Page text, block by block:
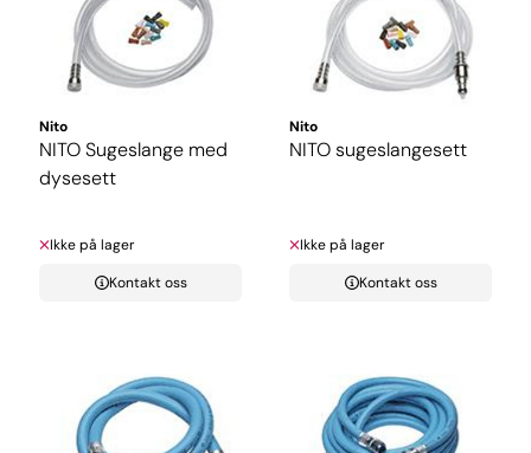
Nito
NITO Sugeslange med
dysesett
Ikke på lager
Kontakt oss
Nito
NITO sugeslangesett
Ikke på lager
Kontakt oss